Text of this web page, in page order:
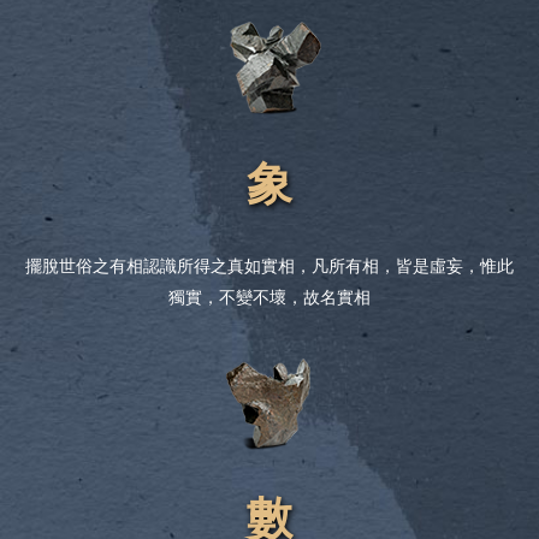
象
擺脫世俗之有相認識所得之真如實相，凡所有相，皆是虛妄，惟此
獨實，不變不壞，故名實相
數